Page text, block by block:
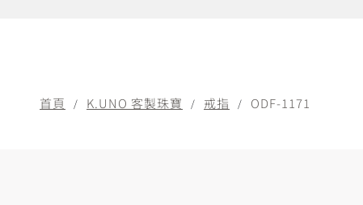
首頁 K.UNO 客製珠寶 戒指 ODF-1171